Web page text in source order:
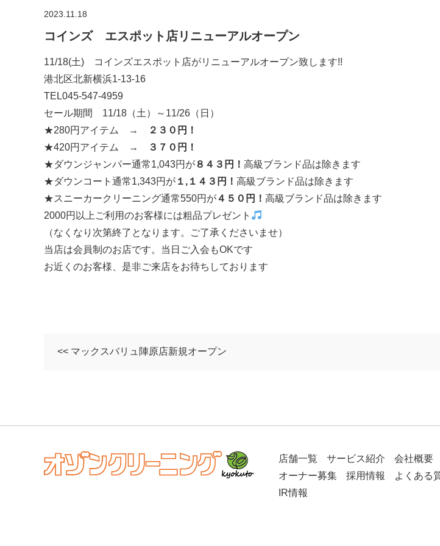
2023.11.18
コインズ エスポット店リニューアルオープン
11/18(土) コインズエスポット店がリニューアルオープン致します!!
港北区北新横浜1-13-16
TEL045-547-4959
セール期間 11/18（土）～11/26（日）
★280円アイテム →
２３０円！
★420円アイテム →
３７０円！
★ダウンジャンパー通常1,043円が８４３円！ 高級ブランド品は除きます
★ダウンコート通常1,343円が １,１４３円！ 高級ブランド品は除きます
★スニーカークリーニング通常550円が４５０円！ 高級ブランド品は除きます
2000円以上ご利用のお客様には粗品プレゼント
（なくなり次第終了となります。ご了承くださいませ）
当店は会員制のお店です。当日ご入会もOKです
お近くのお客様、是非ご来店をお待ちしております
<< マックスバリュ陣原店新規オープン
店舗一覧 サービス紹介
会社概要
オーナー募集
採用情報
よくある
IR情報